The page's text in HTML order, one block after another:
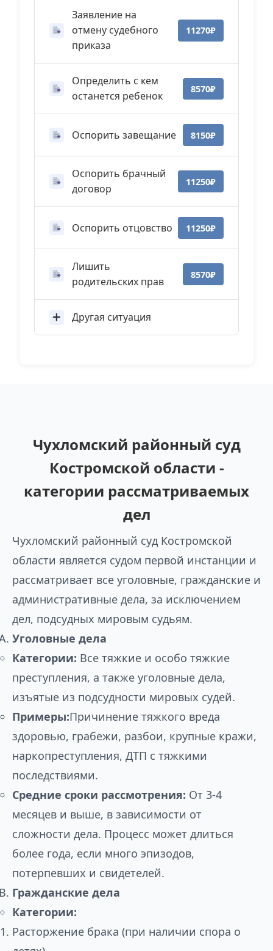
Заявление на
отмену судебного
приказа
11270₽
Определить с кем
останется ребенок
8570₽
Оспорить завещание 8150₽
Оспорить брачный
договор
11250₽
Оспорить отцовство 11250₽
Лишить
родительских прав
8570₽
Другая ситуация
Чухломский районный суд
Костромской области -
категории рассматриваемых
дел
Чухломский районный суд Костромской
области является судом первой инстанции и
рассматривает все уголовные, гражданские и
административные дела, за исключением
дел, подсудных мировым судьям.
Уголовные дела
Категории: Все тяжкие и особо тяжкие
преступления, а также уголовные дела,
изъятые из подсудности мировых судей.
Примеры:Причинение тяжкого вреда
здоровью, грабежи, разбои, крупные кражи,
наркопреступления, ДТП с тяжкими
последствиями.
Средние сроки рассмотрения: От 3-4
месяцев и выше, в зависимости от
сложности дела. Процесс может длиться
более года, если много эпизодов,
потерпевших и свидетелей.
Гражданские дела
Категории:
Расторжение брака (при наличии спора о